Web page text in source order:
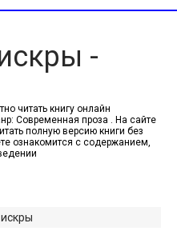
-
читать книгу онлайн
Современная проза . На сайте
полную версию книги без
ознакомится с содержанием,